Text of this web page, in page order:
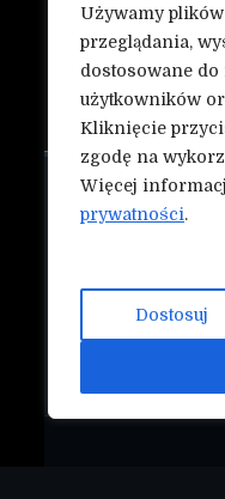
Używamy
przeglądania,
dostosowane
użytkowników
Kliknięcie
zgodę na
Więcej
prywatności.
Dostosuj
O nas